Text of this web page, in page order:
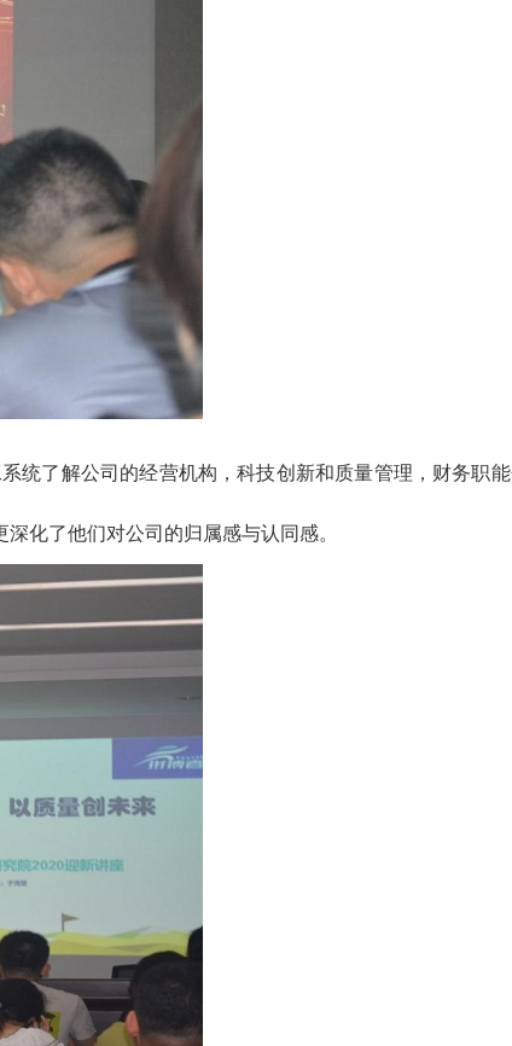
统了解公司的经营机构，科技创新和质量管理，财务职
化了他们对公司的归属感与认同感。